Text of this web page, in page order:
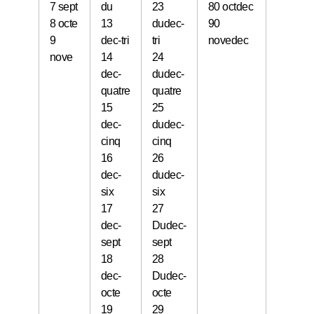
7 sept
8 octe
9
nove
du
13
dec-tri
14
dec-
quatre
15
dec-
cinq
16
dec-
six
17
dec-
sept
18
dec-
octe
19
23
dudec-
tri
24
dudec-
quatre
25
dudec-
cinq
26
dudec-
six
27
Dudec-
sept
28
Dudec-
octe
29
80 octdec
90
novedec